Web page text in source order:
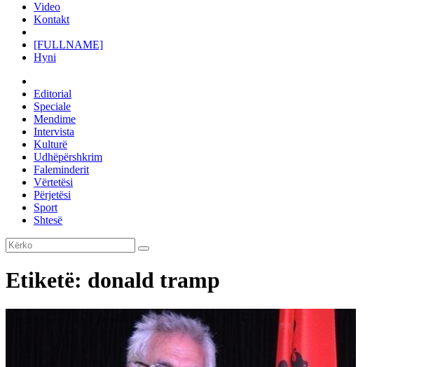
Video
Kontakt
[FULLNAME]
Hyni
Editorial
Speciale
Mendime
Intervista
Kulturë
Udhëpërshkrim
Faleminderit
Vërtetësi
Përjetësi
Sport
Shtesë
Etiketë: donald tramp